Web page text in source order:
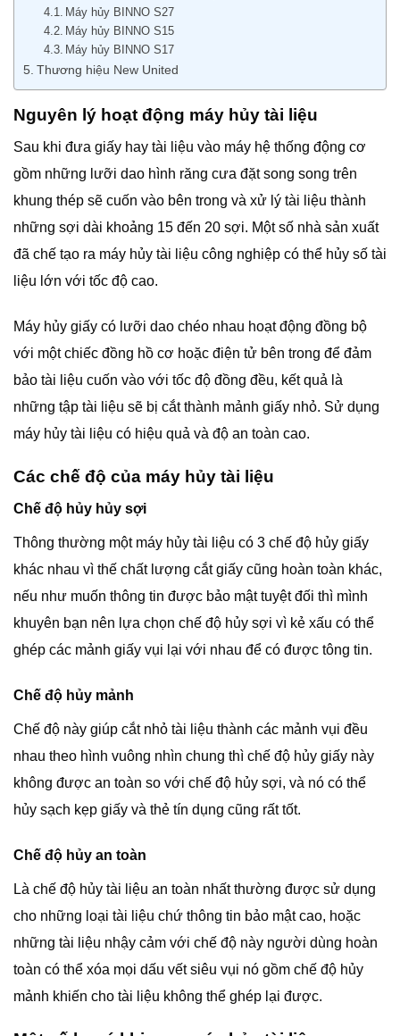
Máy hủy BINNO S27
Máy hủy BINNO S15
Máy hủy BINNO S17
Thương hiệu New United
Nguyên lý hoạt động máy hủy tài liệu
Sau khi đưa giấy hay tài liệu vào máy hệ thống động cơ
gồm những lưỡi dao hình răng cưa đặt song song trên
khung thép sẽ cuốn vào bên trong và xử lý tài liệu thành
những sợi dài khoảng 15 đến 20 sợi. Một số nhà sản xuất
đã chế tạo ra máy hủy tài liệu công nghiệp có thể hủy số tài
liệu lớn với tốc độ cao.
Máy hủy giấy có lưỡi dao chéo nhau hoạt động đồng bộ
với một chiếc đồng hồ cơ hoặc điện tử bên trong để đảm
bảo tài liệu cuốn vào với tốc độ đồng đều, kết quả là
những tập tài liệu sẽ bị cắt thành mảnh giấy nhỏ. Sử dụng
máy hủy tài liệu có hiệu quả và độ an toàn cao.
Các chế độ của máy hủy tài liệu
Chế độ hủy hủy sợi
Thông thường một máy hủy tài liệu có 3 chế độ hủy giấy
khác nhau vì thế chất lượng cắt giấy cũng hoàn toàn khác,
nếu như muốn thông tin được bảo mật tuyệt đối thì mình
khuyên bạn nên lựa chọn chế độ hủy sợi vì kẻ xấu có thể
ghép các mảnh giấy vụi lại với nhau để có được tông tin.
Chế độ hủy mảnh
Chế độ này giúp cắt nhỏ tài liệu thành các mảnh vụi đều
nhau theo hình vuông nhìn chung thì chế độ hủy giấy này
không được an toàn so với chế độ hủy sợi, và nó có thể
hủy sạch kẹp giấy và thẻ tín dụng cũng rất tốt.
Chế độ hủy an toàn
Là chế độ hủy tài liệu an toàn nhất thường được sử dụng
cho những loại tài liệu chứ thông tin bảo mật cao, hoặc
những tài liệu nhậy cảm với chế độ này người dùng hoàn
toàn có thể xóa mọi dấu vết siêu vụi nó gồm chế độ hủy
mảnh khiến cho tài liệu không thể ghép lại được.